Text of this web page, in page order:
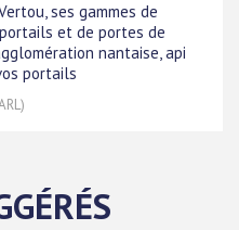
ses gammes de
et de portes de
nantaise, api
portails